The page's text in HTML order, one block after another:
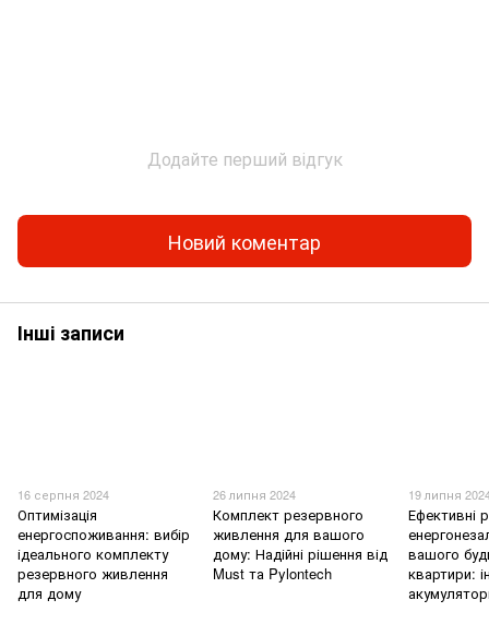
Додайте перший відгук
Новий коментар
Інші записи
16 серпня 2024
Оптимізація
енергоспоживання: вибір
ідеального комплекту
резервного живлення
для дому
26 липня 2024
Комплект резервного
живлення для вашого
дому: Надійні рішення від
Must та Pylontech
19 липня
Ефективні
вашого
квартири: